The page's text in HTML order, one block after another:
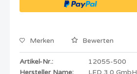
Merken Bewerten
Artikel-Nr.:
12055-500
Hersteller Name:
LED 3.0 GmbH